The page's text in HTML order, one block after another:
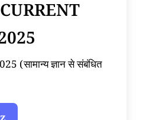
ज्ञान से संबंधित